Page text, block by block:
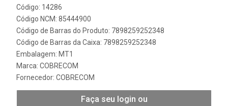
Código: 14286
Código NCM: 85444900
Código de Barras do Produto: 7898259252348
Código de Barras da Caixa: 7898259252348
Embalagem: MT1
Marca: COBRECOM
Fornecedor: COBRECOM
Faça seu login ou